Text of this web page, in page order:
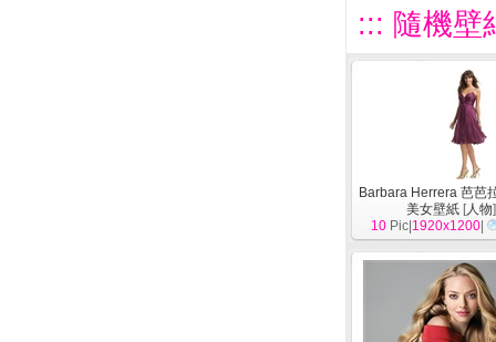
::: 隨機壁
Barbara Herrera 芭芭
美女壁紙 [人物]
10 Pic| 1920x1200